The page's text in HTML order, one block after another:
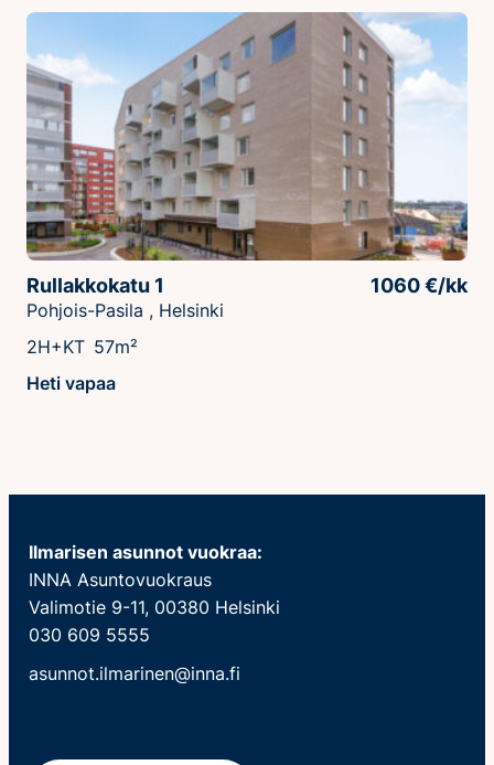
Rullakkokatu 1 1060 €/kk
Pohjois-Pasila , Helsinki
2H+KT 57m²
Heti vapaa
Ilmarisen asunnot vuokraa:
INNA Asuntovuokraus
Valimotie 9-11, 00380 Helsinki
030 609 5555
asunnot.ilmarinen@inna.fi